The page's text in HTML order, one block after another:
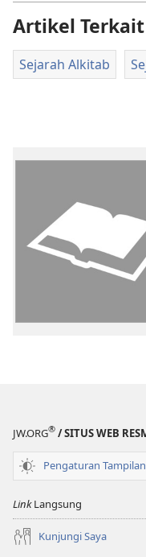
Artikel Terkait
Sejarah Alkitab
JW.ORG® / SITUS WEB
Pengaturan Tampilan
LinkLangsung
Kunjungi Saya